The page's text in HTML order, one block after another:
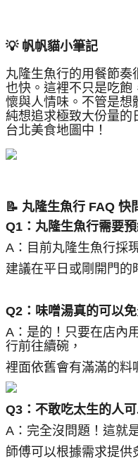
💡 帆帆貓小筆記
丸隆生魚行的用餐節奏
也快。這裡不只是吃飽
懷與人情味。不管是想
純想追求極致大份量的
台北美食地圖中！
📝 丸隆生魚行 FAQ 快
Q1：丸隆生魚行需要預
A：目前丸隆生魚行採
建議在平日或剛開門的
Q2：味噌湯真的可以
A：是的！只要在店內
行前往續碗，
裡面依舊會有滿滿的料
Q3：不敢吃太生的人可
A：完全沒問題！這就
師傅可以根據需求提供